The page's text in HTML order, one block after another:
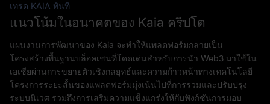
เทรด KAIA ทันที
แนวโน้มในอนาคตของ Kaia คริปโต
แผนงานการพัฒนาของ Kaia จะทำให้แพลตฟอร์มกลายเป็น
โครงสร้างพื้นฐานบล็อคเชนที่โดดเด่นสำหรับการนำ Web3 มาใช้ใน
เอเชียผ่านการขยายตัวเชิงกลยุทธ์และความก้าวหน้าทางเทคโนโลยี
โครงการระยะสั้นของแพลตฟอร์มมุ่งเน้นไปที่การรวมและปรับปรุง
ระบบนิเวศ รวมถึงการเสริมความแข็งแกร่งให้กับฟังก์ชันการมอบ